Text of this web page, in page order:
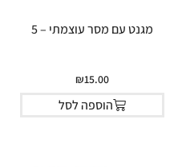
מגנט עם מסר עוצמתי – 5
₪15.00
הוספה לסל